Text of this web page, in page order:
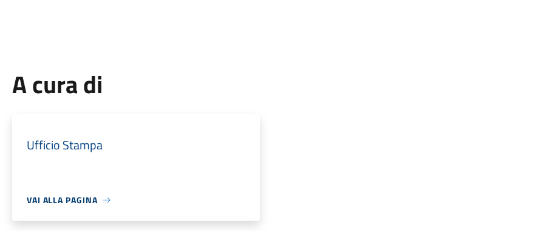
A cura di
Ufficio Stampa
VAI ALLA PAGINA